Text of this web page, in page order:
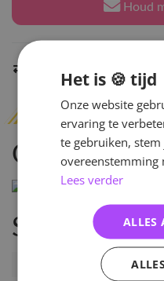
Houd
Specificaties
Artikelnummer
Het is 🍪 tijd
Onze website
ervaring te
te gebruiken,
overeenstemming
Lees verder
ALLES